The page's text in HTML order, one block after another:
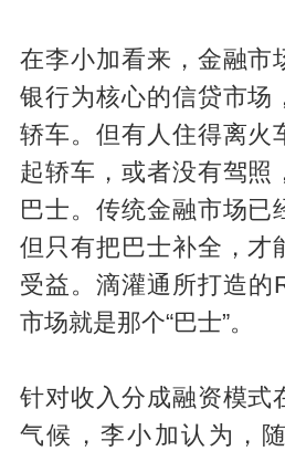
在李小加看来，金融市
银行为核心的信贷市场
轿车。但有人住得离火
起轿车，或者没有驾照
巴士。传统金融市场已
但只有把巴士补全，才
受益。滴灌通所打造的
市场就是那个“巴士”。
针对收入分成融资模式
气候，李小加认为，